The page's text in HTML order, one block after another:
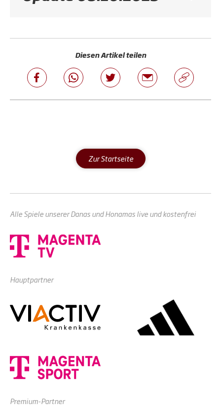
Diesen Artikel teilen
Zur Startseite
Alle Spiele unserer Danas und Honamas live und kostenfrei
Hauptpartner
Premium-Partner